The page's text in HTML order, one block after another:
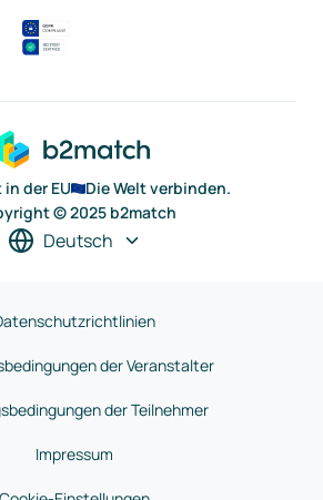
der EU
Die Welt verbinden.
© 2025 b2match
Deutsch
der Veranstalter
der Teilnehmer
Impressum